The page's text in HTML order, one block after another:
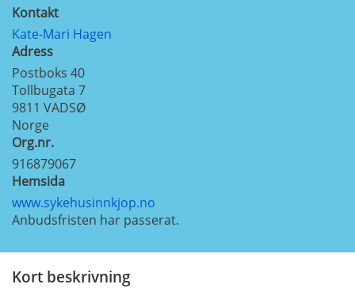
Kontakt
Kate-Mari Hagen
Adress
Postboks 40
Tollbugata 7
9811 VADSØ
Norge
Org.nr.
916879067
Hemsida
www.sykehusinnkjop.no
Anbudsfristen har passerat.
Kort beskrivning